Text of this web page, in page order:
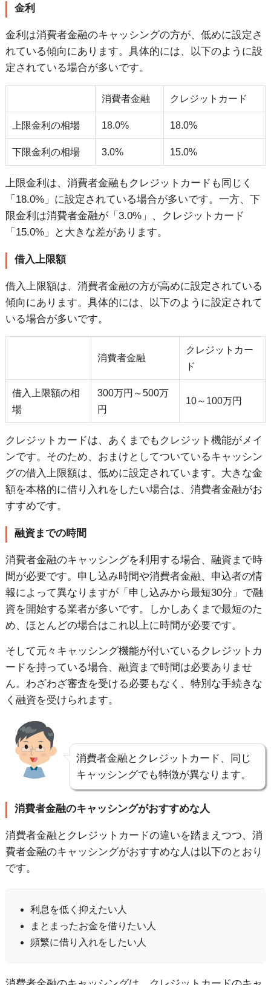
金利
金利は消費者金融のキャッシングの方が、低めに設定さ
れている傾向にあります。具体的には、以下のように設
定されている場合が多いです。
消費者金融 クレジットカード
上限金利の相場 18.0% 18.0%
下限金利の相場 3.0% 15.0%
上限金利は、消費者金融もクレジットカードも同じく
「18.0%」に設定されている場合が多いです。一方、下
限金利は消費者金融が「3.0%」、クレジットカード
「15.0%」と大きな差があります。
借入上限額
借入上限額は、消費者金融の方が高めに設定されている
傾向にあります。具体的には、以下のように設定されて
いる場合が多いです。
消費者金融
クレジットカー
ド
借入上限額の相
場
300万円～500万
円
10～100万円
クレジットカードは、あくまでもクレジット機能がメイ
ンです。そのため、おまけとしてついているキャッシン
グの借入上限額は、低めに設定されています。大きな金
額を本格的に借り入れをしたい場合は、消費者金融がお
すすめです。
融資までの時間
消費者金融のキャッシングを利用する場合、融資まで時
間が必要です。申し込み時間や消費者金融、申込者の情
報によって異なりますが「申し込みから最短30分」で融
資を開始する業者が多いです。しかしあくまで最短のた
め、ほとんどの場合はこれ以上に時間が必要です。
そして元々キャッシング機能が付いているクレジットカ
ードを持っている場合、融資まで時間は必要ありませ
ん。わざわざ審査を受ける必要もなく、特別な手続きな
く融資を受けられます。
消費者金融とクレジットカード、同じ
キャッシングでも特徴が異なります。
消費者金融のキャッシングがおすすめな人
消費者金融とクレジットカードの違いを踏まえつつ、消
費者金融のキャッシングがおすすめな人は以下のとおり
です。
利息を低く抑えたい人
まとまったお金を借りたい人
頻繁に借り入れをしたい人